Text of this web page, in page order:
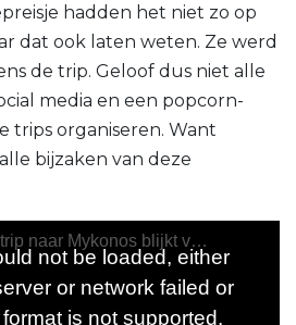
hadden het niet zo op
dat ook laten weten. Ze werd
de trip. Geloof dus niet alle
media en een popcorn-
trips organiseren. Want
bijzaken van deze